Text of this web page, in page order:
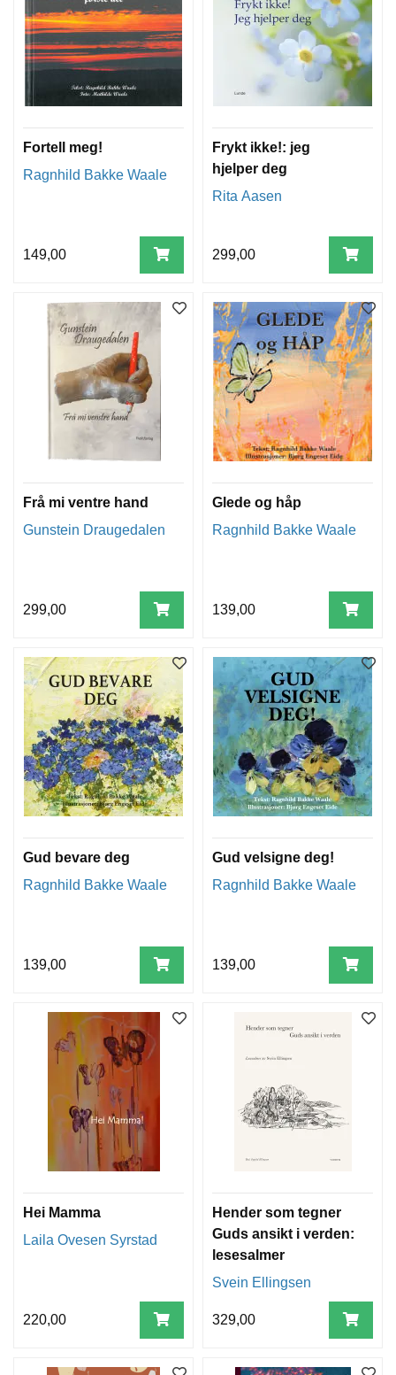
Fortell meg!
Ragnhild Bakke Waale
149,00
Frykt ikke!: jeg
hjelper deg
Rita Aasen
299,00
Frå mi ventre hand
Gunstein Draugedalen
299,00
Glede og håp
Ragnhild Bakke Waale
139,00
Gud bevare deg
Ragnhild Bakke Waale
139,00
Gud velsigne deg!
Ragnhild Bakke Waale
139,00
Hei Mamma
Laila Ovesen Syrstad
220,00
Hender som tegner
Guds ansikt i verden:
lesesalmer
Svein Ellingsen
329,00